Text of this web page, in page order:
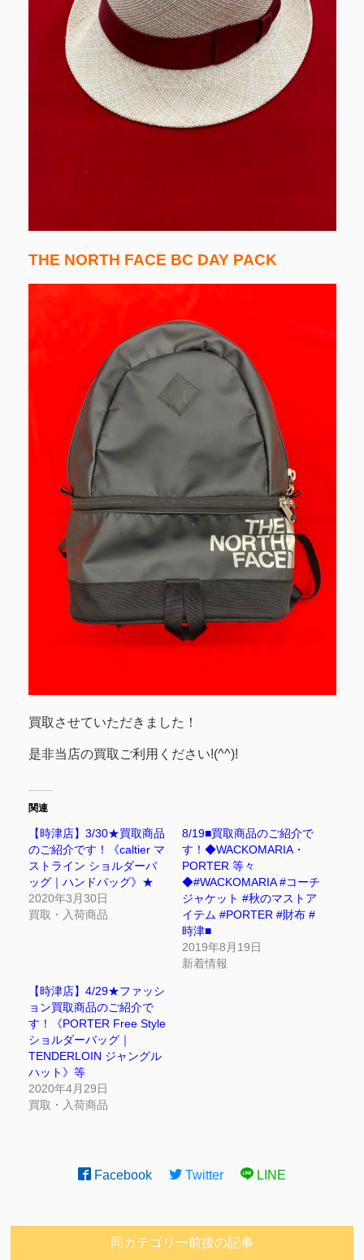
THE NORTH FACE BC DAY PACK
買取させていただきました！
是非当店の買取ご利用ください!(^^)!
関連
【時津店】3/30★買取商品
のご紹介です！《caltier マ
ストライン ショルダーバ
ッグ｜ハンドバッグ》★
2020年3月30日
買取・入荷商品
8/19■買取商品のご紹介で
す！◆WACKOMARIA・
PORTER 等々
◆#WACKOMARIA #コーチ
ジャケット #秋のマストア
イテム #PORTER #財布 #
時津■
2019年8月19日
新着情報
【時津店】4/29★ファッシ
ョン買取商品のご紹介で
す！《PORTER Free Style
ショルダーバッグ｜
TENDERLOIN ジャングル
ハット》等
2020年4月29日
買取・入荷商品
Facebook Twitter LINE
同カテゴリー前後の記事